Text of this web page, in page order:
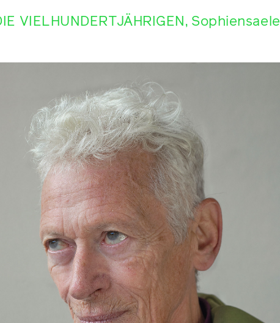
VIELHUNDERTJÄHRIGEN, Sophiensaele